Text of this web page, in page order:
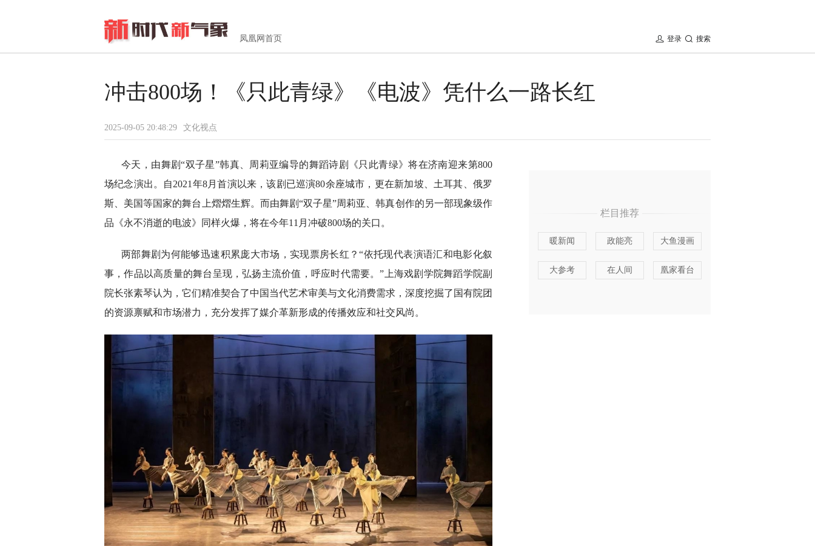
凤凰网首页 搜索
登录
冲击800场！《只此青绿》《电波》凭什么一路长红
2025-09-05 20:48:29 文化视点
今天，由舞剧“双子星”韩真、周莉亚编导的舞蹈诗剧《只此青绿》将在济南迎来第800
场纪念演出。自2021年8月首演以来，该剧已巡演80余座城市，更在新加坡、土耳其、俄罗
斯、美国等国家的舞台上熠熠生辉。而由舞剧“双子星”周莉亚、韩真创作的另一部现象级作
品《永不消逝的电波》同样火爆，将在今年11月冲破800场的关口。
两部舞剧为何能够迅速积累庞大市场，实现票房长红？“依托现代表演语汇和电影化叙
事，作品以高质量的舞台呈现，弘扬主流价值，呼应时代需要。”上海戏剧学院舞蹈学院副
院长张素琴认为，它们精准契合了中国当代艺术审美与文化消费需求，深度挖掘了国有院团
的资源禀赋和市场潜力，充分发挥了媒介革新形成的传播效应和社交风尚。
栏目推荐
暖新闻 政能亮 大鱼漫画
大参考 在人间 凰家看台